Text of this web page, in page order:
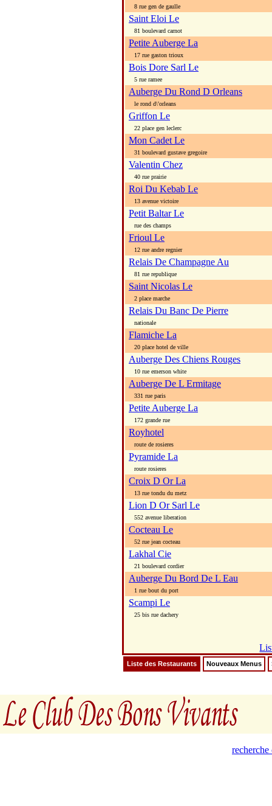
8 rue gen de gaulle
Saint Eloi Le
81 boulevard carnot
Petite Auberge La
17 rue gaston trioux
Bois Dore Sarl Le
5 rue ramee
Auberge Du Rond D Orleans
le rond d\'orleans
Griffon Le
22 place gen leclerc
Mon Cadet Le
31 boulevard gustave gregoire
Valentin Chez
40 rue prairie
Roi Du Kebab Le
13 avenue victoire
Petit Baltar Le
rue des champs
Frioul Le
12 rue andre regnier
Relais De Champagne Au
81 rue republique
Saint Nicolas Le
2 place marche
Relais Du Banc De Pierre
nationale
Flamiche La
20 place hotel de ville
Auberge Des Chiens Rouges
10 rue emerson white
Auberge De L Ermitage
331 rue paris
Petite Auberge La
172 grande rue
Royhotel
route de rosieres
Pyramide La
route rosieres
Croix D Or La
13 rue tondu du metz
Lion D Or Sarl Le
552 avenue liberation
Cocteau Le
52 rue jean cocteau
Lakhal Cie
21 boulevard cordier
Auberge Du Bord De L Eau
1 rue bout du port
Scampi Le
25 bis rue dachery
Liste des Restaurants Nouveaux Menus
recherche